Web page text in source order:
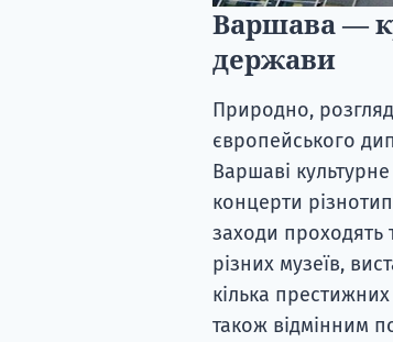
Варшава —
держави
Природно,
європейського
Варшаві
концерти
заходи проходять
різних музеїв,
кілька
також відмінним